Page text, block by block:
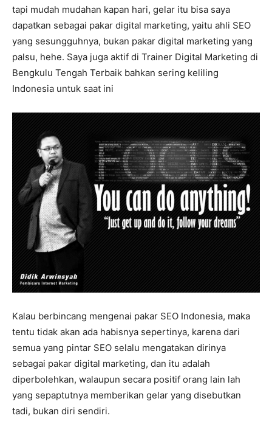
tapi mudah mudahan kapan hari, gelar itu bisa saya
dapatkan sebagai pakar digital marketing, yaitu ahli SEO
yang sesungguhnya, bukan pakar digital marketing yang
palsu, hehe. Saya juga aktif di Trainer Digital Marketing di
Bengkulu Tengah Terbaik bahkan sering keliling
Indonesia untuk saat ini
Kalau berbincang mengenai pakar SEO Indonesia, maka
tentu tidak akan ada habisnya sepertinya, karena dari
semua yang pintar SEO selalu mengatakan dirinya
sebagai pakar digital marketing, dan itu adalah
diperbolehkan, walaupun secara positif orang lain lah
yang sepaptutnya memberikan gelar yang disebutkan
tadi, bukan diri sendiri.